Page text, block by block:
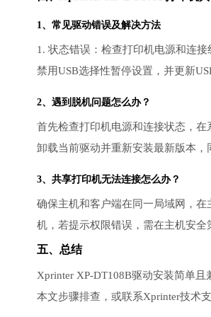
1、常见驱动错误及解决方法
1. 状态错误：检查打印机电源和连
禁用USB选择性暂停设置，并更新
2、遇到脱机问题怎么办？
首先检查打印机电源和连接状态，
卸载当前驱动并重新安装最新版本，
3、共享打印机无法连接怎么办？
确保主机和客户端在同一局域网，
机，若提示权限错误，需在主机安全
五、总结
Xprinter XP-DT108B驱动安装简单
本文步骤排查，或联系Xprinter技术